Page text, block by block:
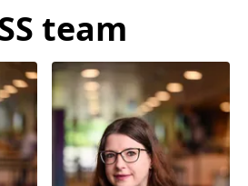
team